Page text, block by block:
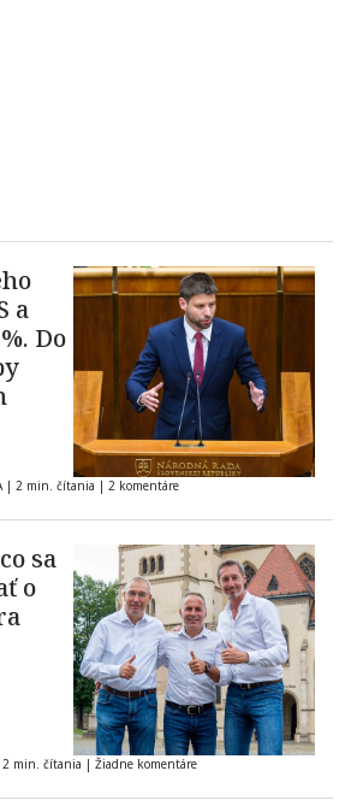
a
Do
| 2 min. čítania | 2 komentáre
sa
o
2 min. čítania | Žiadne komentáre